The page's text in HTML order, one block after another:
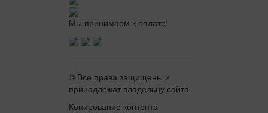
Мы принимаем к оплате:
© Все права защищены и
принадлежат владельцу сайта.
Копирование контента